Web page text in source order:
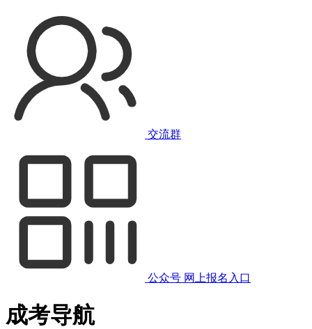
交流群
公众号 网上报名入口
成考导航